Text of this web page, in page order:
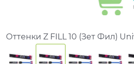
Оттенки Z FILL 10 (Зет Фил)